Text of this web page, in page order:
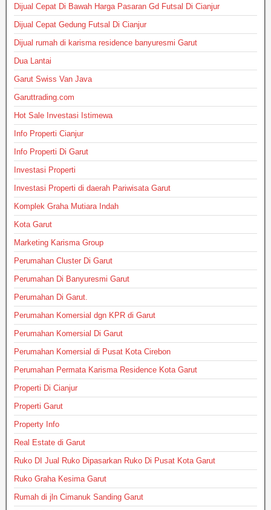
Dijual Cepat Di Bawah Harga Pasaran Gd Futsal Di Cianjur
Dijual Cepat Gedung Futsal Di Cianjur
Dijual rumah di karisma residence banyuresmi Garut
Dua Lantai
Garut Swiss Van Java
Garuttrading.com
Hot Sale Investasi Istimewa
Info Properti Cianjur
Info Properti Di Garut
Investasi Properti
Investasi Properti di daerah Pariwisata Garut
Komplek Graha Mutiara Indah
Kota Garut
Marketing Karisma Group
Perumahan Cluster Di Garut
Perumahan Di Banyuresmi Garut
Perumahan Di Garut.
Perumahan Komersial dgn KPR di Garut
Perumahan Komersial Di Garut
Perumahan Komersial di Pusat Kota Cirebon
Perumahan Permata Karisma Residence Kota Garut
Properti Di Cianjur
Properti Garut
Property Info
Real Estate di Garut
Ruko DI Jual Ruko Dipasarkan Ruko Di Pusat Kota Garut
Ruko Graha Kesima Garut
Rumah di jln Cimanuk Sanding Garut